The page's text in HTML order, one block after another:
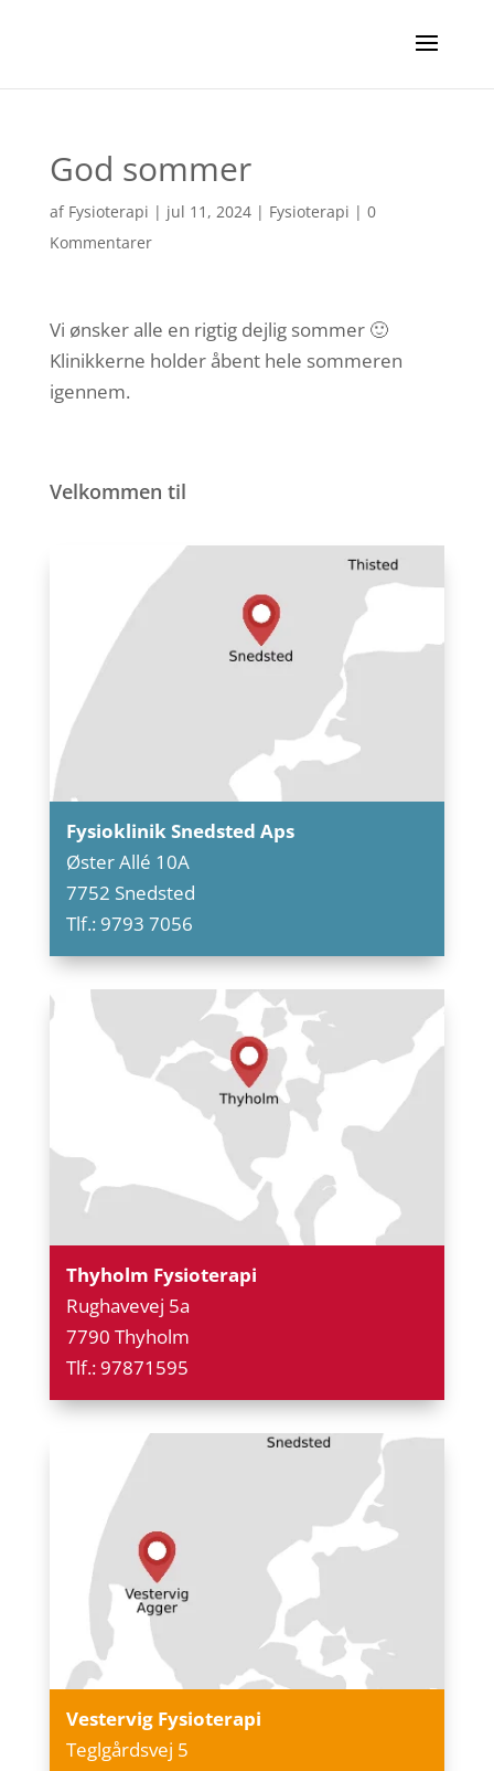
God sommer
af Fysioterapi | jul 11, 2024| Fysioterapi | 0
Kommentarer
Vi ønsker alle en rigtig dejlig sommer 🙂
Klinikkerne holder åbent hele sommeren
igennem.
Velkommen til
Fysioklinik Snedsted Aps
Øster Allé 10A
7752 Snedsted
Tlf.: 9793 7056
Thyholm Fysioterapi
Rughavevej 5a
7790 Thyholm
Tlf.: 97871595
Vestervig Fysioterapi
Teglgårdsvej 5